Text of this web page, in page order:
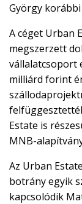
György
A céget Urban
megszerzett
vállalatcsoport
milliárd forint
Estate is
MNB-
Az Urban
botrány egyik
kapcsolódik